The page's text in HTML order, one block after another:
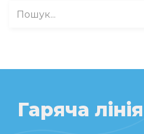
Гаряча